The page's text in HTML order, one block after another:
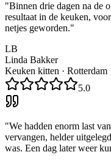
"Binnen drie dagen na de
resultaat in de keuken,
netjes geworden."
LB
Linda Bakker
Keuken kitten · Rotterdam
5.0
"We hadden enorm last
vervangen, helder
was. Een dag later weer